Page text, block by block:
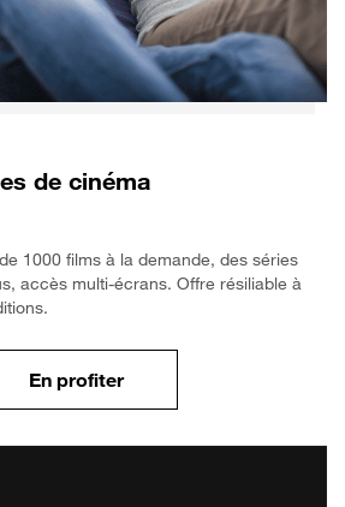
de cinéma
1000 films à la demande, des séries
accès multi-écrans. Offre résiliable à
En profiter